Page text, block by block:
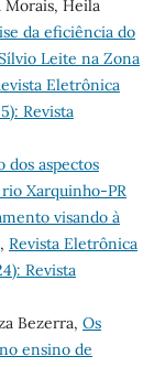
Morais, Heila
da eficiência do
Leite na Zona
Eletrônica
Revista
dos aspectos
Xarquinho-PR
visando à
, Revista Eletrônica
Revista
Bezerra, Os
ensino de